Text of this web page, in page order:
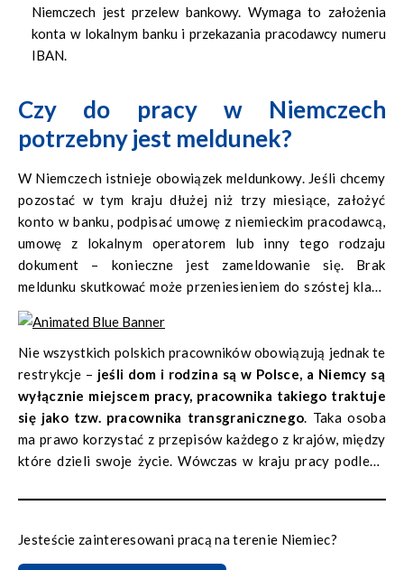
Niemczech jest przelew bankowy. Wymaga to założenia
konta w lokalnym banku i przekazania pracodawcy numeru
IBAN.
Czy do pracy w Niemczech
potrzebny jest meldunek?
W Niemczech istnieje obowiązek meldunkowy. Jeśli chcemy
pozostać w tym kraju dłużej niż trzy miesiące, założyć
konto w banku, podpisać umowę z niemieckim pracodawcą,
umowę z lokalnym operatorem lub inny tego rodzaju
dokument – konieczne jest zameldowanie się. Brak
meldunku skutkować może przeniesieniem do szóstej klasy
podatkowej i wiąże się z nałożeniem ok. 43% podatku, a
dodatkowo z ryzykiem otrzymania grzywny.
Nie wszystkich polskich pracowników obowiązują jednak te
restrykcje – jeśli dom i rodzina są w Polsce, a Niemcy są
wyłącznie miejscem pracy, pracownika takiego traktuje
się jako tzw. pracownika transgranicznego. Taka osoba
ma prawo korzystać z przepisów każdego z krajów, między
które dzieli swoje życie. Wówczas w kraju pracy podlega
społecznemu. Natomiast podatki od nieruchomości czy
zamieszkania.
Jesteście zainteresowani pracą na terenie Niemiec?